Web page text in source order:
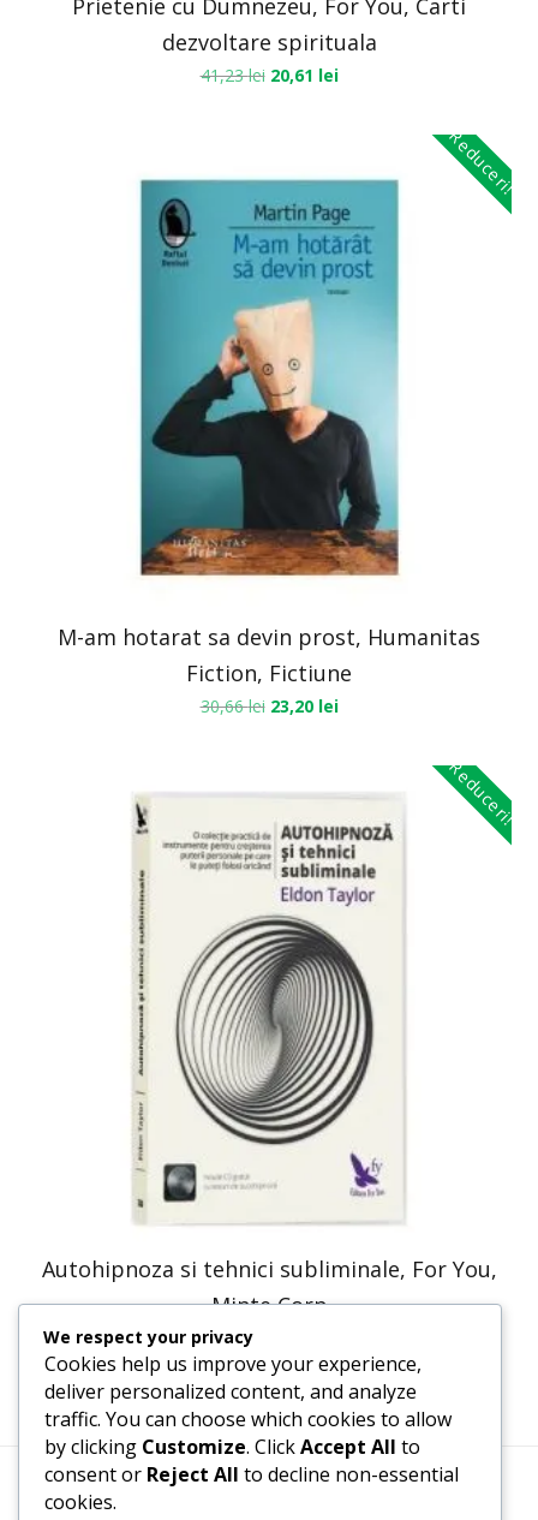
Prietenie cu Dumnezeu, For You, Carti
dezvoltare spirituala
41,23lei 20,61 lei
Reduceri!
M-am hotarat sa devin prost, Humanitas
Fiction, Fictiune
30,66lei 23,20 lei
Reduceri!
Autohipnoza si tehnici subliminale, For You,
Minte Corp
50,74lei
Termeni, Condiții & Protecția Datelor (GDPR)
We respect your privacy
Cookies help us improve your experience,
deliver personalized content, and analyze
traffic. You can choose which cookies to allow
by clicking Customize. ClickAccept All to
consent or Reject All to decline non-essential
cookies.